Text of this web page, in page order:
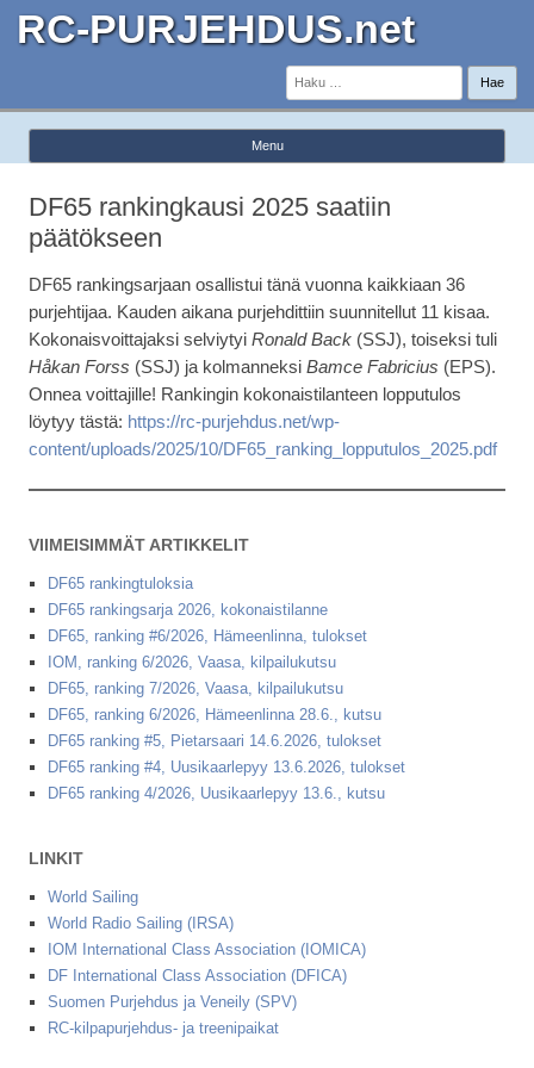
RC-PURJEHDUS.net
Haku:
Menu
DF65 rankingkausi 2025 saatiin
päätökseen
DF65 rankingsarjaan osallistui tänä vuonna kaikkiaan 36
purjehtijaa. Kauden aikana purjehdittiin suunnitellut 11 kisaa.
Kokonaisvoittajaksi selviytyi Ronald Back (SSJ), toiseksi tuli
Håkan Forss (SSJ) ja kolmanneksi Bamce Fabricius (EPS).
Onnea voittajille! Rankingin kokonaistilanteen lopputulos
löytyy tästä: https://rc-purjehdus.net/wp-
content/uploads/2025/10/DF65_ranking_lopputulos_2025.pdf
VIIMEISIMMÄT ARTIKKELIT
DF65 rankingtuloksia
DF65 rankingsarja 2026, kokonaistilanne
DF65, ranking #6/2026, Hämeenlinna, tulokset
IOM, ranking 6/2026, Vaasa, kilpailukutsu
DF65, ranking 7/2026, Vaasa, kilpailukutsu
DF65, ranking 6/2026, Hämeenlinna 28.6., kutsu
DF65 ranking #5, Pietarsaari 14.6.2026, tulokset
DF65 ranking #4, Uusikaarlepyy 13.6.2026, tulokset
DF65 ranking 4/2026, Uusikaarlepyy 13.6., kutsu
LINKIT
World Sailing
World Radio Sailing (IRSA)
IOM International Class Association (IOMICA)
DF International Class Association (DFICA)
Suomen Purjehdus ja Veneily (SPV)
RC-kilpapurjehdus- ja treenipaikat